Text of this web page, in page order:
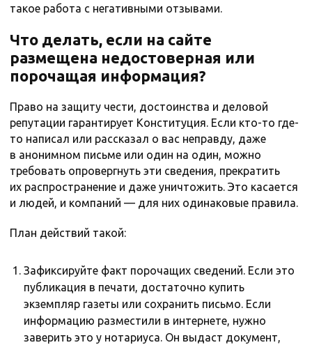
такое работа с негативными отзывами.
Что делать, если на сайте
размещена недостоверная или
порочащая информация?
Право на защиту чести, достоинства и деловой
репутации гарантирует Конституция. Если кто-то где-
то написал или рассказал о вас неправду, даже
в анонимном письме или один на один, можно
требовать опровергнуть эти сведения, прекратить
их распространение и даже уничтожить. Это касается
и людей, и компаний — для них одинаковые правила.
План действий такой:
Зафиксируйте факт порочащих сведений. Если это
публикация в печати, достаточно купить
экземпляр газеты или сохранить письмо. Если
информацию разместили в интернете, нужно
заверить это у нотариуса. Он выдаст документ,